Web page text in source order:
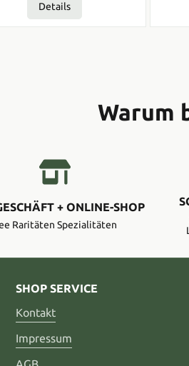
Details
Warum
+ ONLINE-SHOP
Raritäten Spezialitäten
SHOP SERVICE
Kontakt
Impressum